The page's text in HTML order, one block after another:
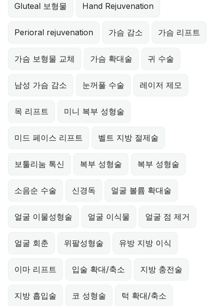
Gluteal 보형물 Hand Rejuvenation
Perioral rejuvenation 가슴 감소 가슴 리프트
가슴 보형물 교체 가슴 확대술 귀 수술
남성 가슴 감소 눈꺼풀 수술 레이저 제모
목 리프트 미니 복부 성형술
미드 페이스 리프트 벨트 지방 절제술
보툴리눔 톡신 복부 성형술 복부 성형술
소음순 수술 신경독 얼굴 볼륨 확대술
얼굴 이물성형술 얼굴 이식물 얼굴 점 제거
얼굴 회춘 위팔성형술 유방 지방 이식
이마 리프트 입술 확대/축소 지방 충전술
지방 흡입술 코 성형술 턱 확대/축소